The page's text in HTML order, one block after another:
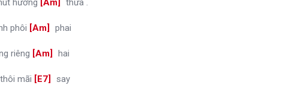
phôi [Am phai
riêng [Am hai
mãi [E7 say